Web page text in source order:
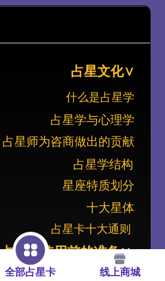
什么是占星学
占星文化∨
占星学与心理学
占星师为咨商做出的贡献
占星学结构
星座特质划分
十大星体
占星卡十大通则
占星卡使用前的准备∨
占星卡简介
全部占星卡 线上商城